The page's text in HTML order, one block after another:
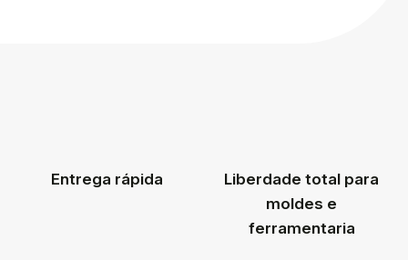
Entrega rápida
Liberdade total para
moldes e
ferramentaria